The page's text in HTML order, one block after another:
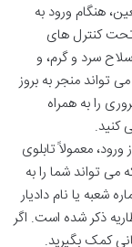
هنگام ورود به
تحت کنترل های
سرد و گرم، و
تواند منجر به بروز
را به همراه
کنید.
معمولاً تابلوی
می تواند شما را به
شعبه یا نام دادیار
ذکر شده است. اگر
کمک بگیرید.